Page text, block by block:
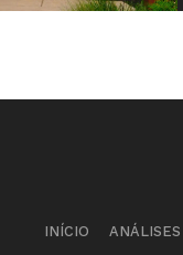
INÍCIO ANÁLISES